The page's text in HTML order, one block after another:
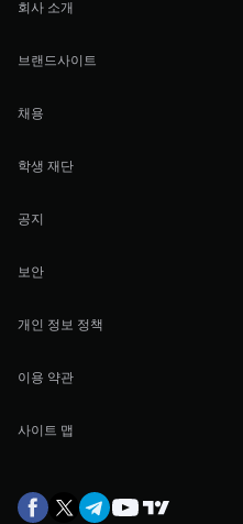
회사 소개
브랜드사이트
채용
학생 재단
공지
보안
개인 정보 정책
이용 약관
사이트 맵